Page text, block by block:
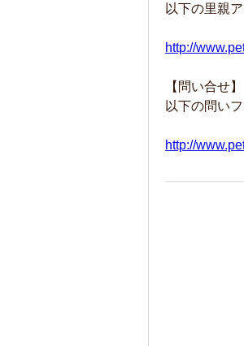
以下の里親
http://
【問い合せ】
以下の問い
http://